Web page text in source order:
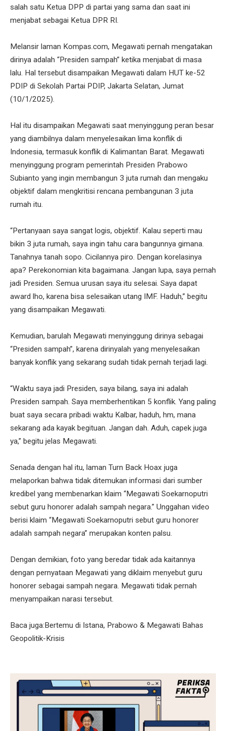
salah satu Ketua DPP di partai yang sama dan saat ini
menjabat sebagai Ketua DPR RI.
Melansir laman Kompas.com, Megawati pernah mengatakan
dirinya adalah “Presiden sampah” ketika menjabat di masa
lalu. Hal tersebut disampaikan Megawati dalam HUT ke-52
PDIP di Sekolah Partai PDIP, Jakarta Selatan, Jumat
(10/1/2025).
Hal itu disampaikan Megawati saat menyinggung peran besar
yang diambilnya dalam menyelesaikan lima konflik di
Indonesia, termasuk konflik di Kalimantan Barat. Megawati
menyinggung program pemerintah Presiden Prabowo
Subianto yang ingin membangun 3 juta rumah dan mengaku
objektif dalam mengkritisi rencana pembangunan 3 juta
rumah itu.
“Pertanyaan saya sangat logis, objektif. Kalau seperti mau
bikin 3 juta rumah, saya ingin tahu cara bangunnya gimana.
Tanahnya tanah sopo. Cicilannya piro. Dengan korelasinya
apa? Perekonomian kita bagaimana. Jangan lupa, saya pernah
jadi Presiden. Semua urusan saya itu selesai. Saya dapat
award lho, karena bisa selesaikan utang IMF. Haduh,” begitu
yang disampaikan Megawati.
Kemudian, barulah Megawati menyinggung dirinya sebagai
“Presiden sampah”, karena dirinyalah yang menyelesaikan
banyak konflik yang sekarang sudah tidak pernah terjadi lagi.
“Waktu saya jadi Presiden, saya bilang, saya ini adalah
Presiden sampah. Saya memberhentikan 5 konflik. Yang paling
buat saya secara pribadi waktu Kalbar, haduh, hm, mana
sekarang ada kayak begituan. Jangan dah. Aduh, capek juga
ya,” begitu jelas Megawati.
Senada dengan hal itu, laman Turn Back Hoax juga
melaporkan bahwa tidak ditemukan informasi dari sumber
kredibel yang membenarkan klaim “Megawati Soekarnoputri
sebut guru honorer adalah sampah negara.” Unggahan video
berisi klaim “Megawati Soekarnoputri sebut guru honorer
adalah sampah negara” merupakan konten palsu.
Dengan demikian, foto yang beredar tidak ada kaitannya
dengan pernyataan Megawati yang diklaim menyebut guru
honorer sebagai sampah negara. Megawati tidak pernah
menyampaikan narasi tersebut.
Baca juga:Bertemu di Istana, Prabowo & Megawati Bahas
Geopolitik-Krisis